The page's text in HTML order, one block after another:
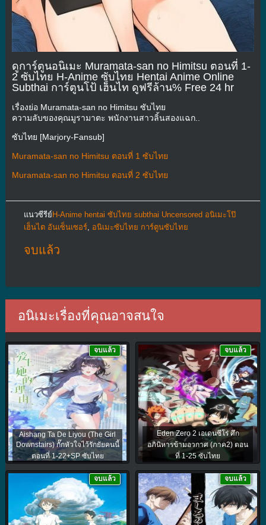
ดูการ์ตูนอนิเมะ Muramata-san no Himitsu ตอนที่ 1-
2 ซับไทย H-Anime ซับไทย Hentai Anime Online
Subthai การ์ตูนโป้ เฮ็นไท ดูฟรีล้าน% Free 24 hr
เรื่องย่อ Muramata-san no Himitsu ซับไทย
ความลับของคุณมูรามาตะ พนักงานสาวลิ้นสองแฉก..
ซับไทย [Marjory-Fansub]
Muramata-san no Himitsu ตอนที่ 1 ซับไทย
Muramata-san no Himitsu ตอนที่ 2 ซับไทย
แนวซีรีย์ H-Anime hentai ซับไทย subthai Uncensored อนิเมะโป๊
เฮ็นไต อันเซ็นเซอร์, อนิเมะซับไทย การ์ตูนซับไทย
จบแล้ว
อนิเมะเรื่องที่คุณอาจสนใจ
Aishang Ta De Liyou (The Girl
Downstairs) กั๊กหัวใจไว้รักยัยคนนี้
ตอนที่ 1-22+SP ซับไทย
จบแล้ว
Eden Zero 2 เอเดนซีโร่ ศึก
อภินิหารข้ามอวกาศ (ภาค2) ตอน
ที่ 1-25 ซับไทย
จบแล้ว
จบแล้ว จบแล้ว